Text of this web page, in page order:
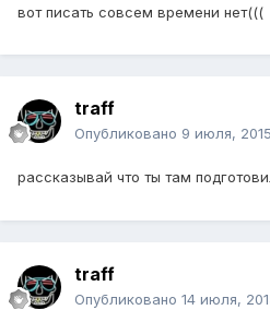
вот писать совсем времени нет(((
traff
Опубликовано 9 июля, 2015
рассказывай что ты там
traff
Опубликовано 14 июля,